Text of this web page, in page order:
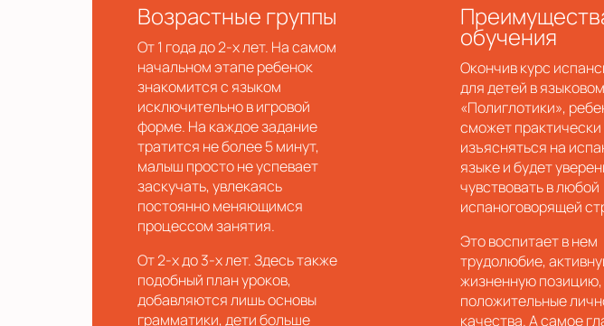
Возрастные группы
От 1 года до 2-х лет. На самом
начальном этапе ребенок
знакомится с языком
исключительно в игровой
форме. На каждое задание
тратится не более 5 минут,
малыш просто не успевает
заскучать, увлекаясь
постоянно меняющимся
процессом занятия.
От 2-х до 3-х лет. Здесь также
подобный план уроков,
добавляются лишь основы
грамматики, дети больше
обучения
Окончив курс
для детей в
«Полиглотики»,
сможет
изъясняться на
языке и будет
чувствовать в любой
испаноговорящей
Это воспитает в нем
трудолюбие,
жизненную позицию,
положительные
качества. А самое